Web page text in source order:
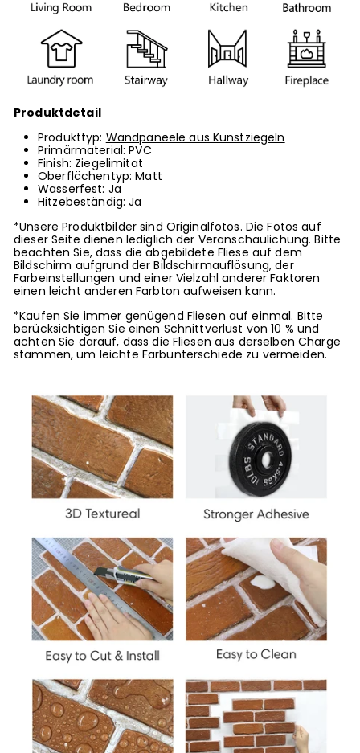
Produktdetail
Produkttyp: Wandpaneele aus Kunstziegeln
Primärmaterial: PVC
Finish: Ziegelimitat
Oberflächentyp: Matt
Wasserfest: Ja
Hitzebeständig: Ja
*Unsere Produktbilder sind Originalfotos. Die Fotos auf
dieser Seite dienen lediglich der Veranschaulichung. Bitte
beachten Sie, dass die abgebildete Fliese auf dem
Bildschirm aufgrund der Bildschirmauflösung, der
Farbeinstellungen und einer Vielzahl anderer Faktoren
einen leicht anderen Farbton aufweisen kann.
*Kaufen Sie immer genügend Fliesen auf einmal. Bitte
berücksichtigen Sie einen Schnittverlust von 10 % und
achten Sie darauf, dass die Fliesen aus derselben Charge
stammen, um leichte Farbunterschiede zu vermeiden.